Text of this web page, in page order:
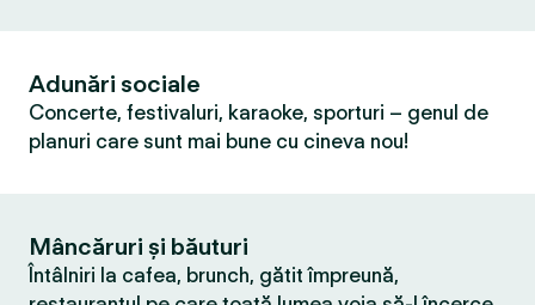
Adunări sociale
Concerte, festivaluri, karaoke, sporturi – genul de
planuri care sunt mai bune cu cineva nou!
Mâncăruri și băuturi
Întâlniri la cafea, brunch, gătit împreună,